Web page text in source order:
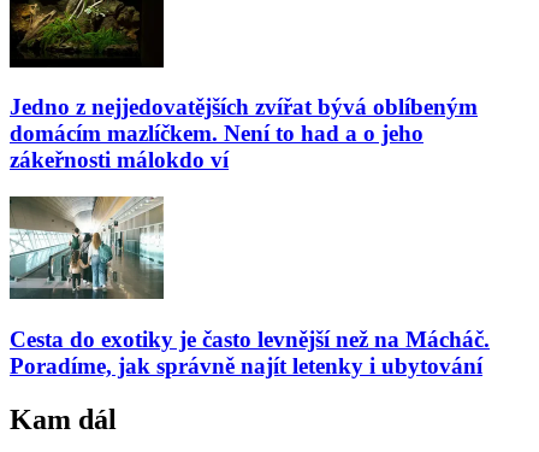
Jedno z nejjedovatějších zvířat bývá oblíbeným
domácím mazlíčkem. Není to had a o jeho
zákeřnosti málokdo ví
Cesta do exotiky je často levnější než na Mácháč.
Poradíme, jak správně najít letenky i ubytování
Kam dál